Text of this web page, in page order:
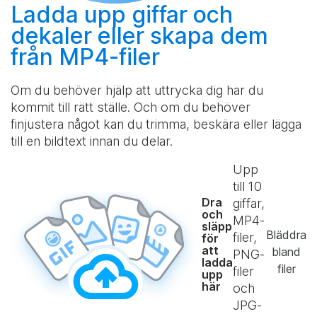
Ladda upp giffar och
dekaler eller skapa dem
från MP4-filer
Om du behöver hjälp att uttrycka dig har du
kommit till rätt ställe. Och om du behöver
finjustera något kan du trimma, beskära eller lägga
till en bildtext innan du delar.
Dra
och
släpp
för
att
ladda
upp
här
Upp
till 10
giffar,
MP4-
filer,
PNG-
filer
och
JPG-
Bläddra
bland
filer